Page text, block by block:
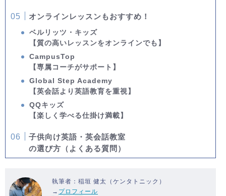
オンラインレッスンもおすすめ！
ベルリッツ・キッズ
【質の高いレッスンをオンラインでも】
CampusTop
【専属コーチがサポート】
Global Step Academy
【英会話より英語教育を重視】
QQキッズ
【楽しく学べる仕掛け満載】
子供向け英語・英会話教室
の選び方（よくある質問）
執筆者：稲垣 健太（ケンタトニック）
→ プロフィール